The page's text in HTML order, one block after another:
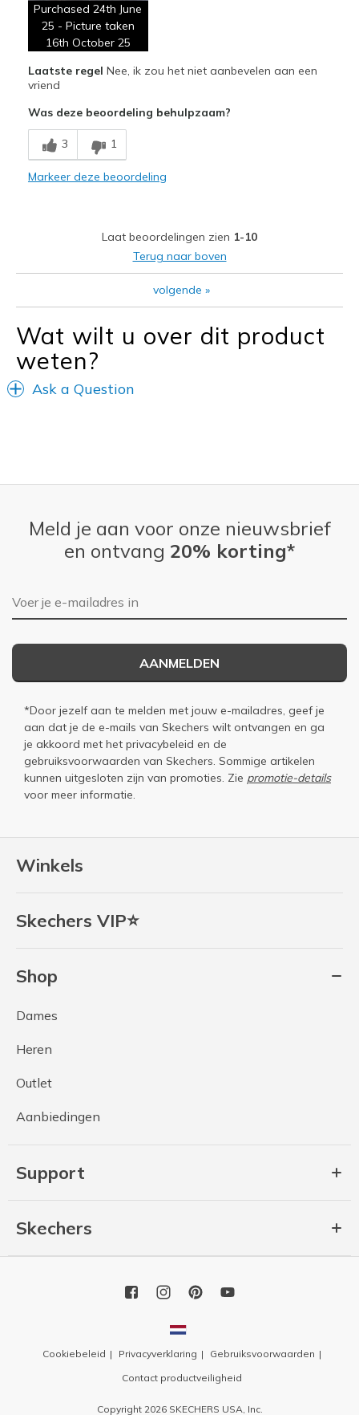
Breathe Well
Comfortable
Stylish
Minpunten
Wear Out Quickly
Feels true to size
Shoes are for Wearing
Purchased 24th June
25 - Picture taken
16th October 25
Laatste regel Nee, ik zou het niet aanbevelen aan een
vriend
Was deze beoordeling behulpzaam?
3 1
Markeer deze beoordeling
Laat beoordelingen zien 1-10
Terug naar boven
volgende »
Wat wilt u over dit product
weten?
Ask a Question
Winkels
Skechers VIP⭐
Shop
Dames
Heren
Outlet
Aanbiedingen
Support
Skechers
Meld je aan voor onze nieuwsbrief
en ontvang 20% korting*
E-mailadres
AANMELDEN
*Door jezelf aan te melden met jouw e-mailadres, geef je
aan dat je de e-mails van Skechers wilt ontvangen en ga
je akkoord met het privacybeleid en de
gebruiksvoorwaarden van Skechers. Sommige artikelen
kunnen uitgesloten zijn van promoties. Zie promotie-details
voor meer informatie.
Cookiebeleid Privacyverklaring
Gebruiksvoorwaarden
Contact productveiligheid
Copyright 2026 SKECHERS USA, Inc.